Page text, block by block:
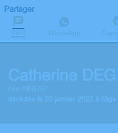
Partager
SMS WhatsApp
Catherine
née PINEAU
décédée le 20 janvier 2022 à l'âge